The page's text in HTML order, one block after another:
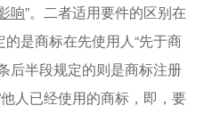
响”。二者适用要件的区别在
是商标在先使用人“先于商
后半段规定的则是商标注册
人已经使用的商标，即，要